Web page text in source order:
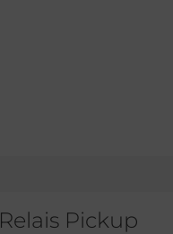
Relais Pickup